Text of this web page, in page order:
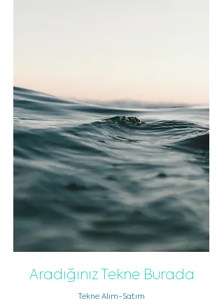
Aradığınız Tekne Burada
Tekne Alım-Satım